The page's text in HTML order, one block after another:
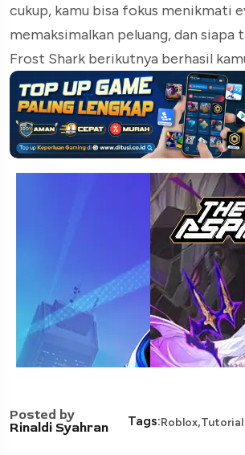
cukup, kamu bisa fokus menikmati
memaksimalkan peluang, dan siapa
Frost Shark berikutnya berhasil
Posted by
Rinaldi Syahran
Tags:Roblox,Tutorial